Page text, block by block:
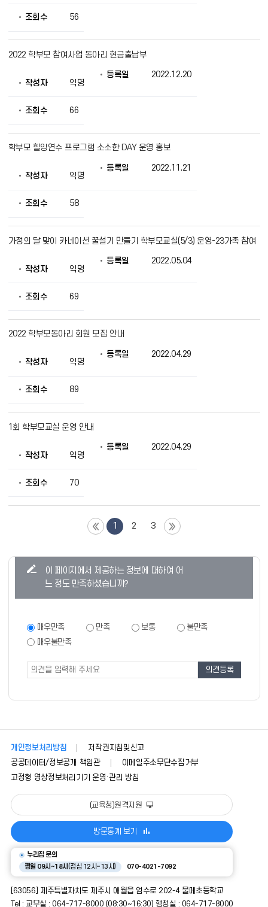
조회수 56
2022 학부모 참여사업 동아리 현금출납부
작성자 익명
등록일 2022.12.20
조회수 66
학부모 힐잉연수 프로그램 소소한 DAY 운영 홍보
작성자 익명
등록일 2022.11.21
조회수 58
가정의 달 맞이 카네이션 꿀설기 만들기 학부모교실(5/3) 운영-23가족 참여
작성자 익명
등록일 2022.05.04
조회수 69
2022 학부모동아리 회원 모집 안내
작성자 익명
등록일 2022.04.29
조회수 89
1회 학부모교실 운영 안내
작성자 익명
등록일 2022.04.29
조회수 70
1 2 3
이 페이지에서 제공하는 정보에 대하여 어
느 정도 만족하셨습니까?
만
족
조
사
매우만족 만족 보통
불만족
매우불만족
개인정보처리방침
저작권지침및신고
공공데이터/정보공개 책임관
이메일주소무단수집거부
고정형 영상정보처리기기 운영·관리 방침
(교육청)원격지원
방문통계 보기
누리집 문의
평일 09시~18시 (점심 12시~13시) 070-4021-7092
[63056] 제주특별자치도 제주시 애월읍 엄수로 202-4 물메초등학교
Tel : 교무실 : 064-717-8000 (08:30~16:30) 행정실 : 064-717-8000